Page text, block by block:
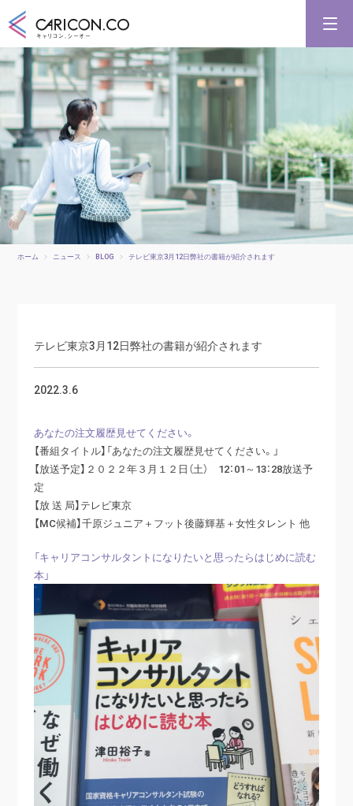
キャリアコンサルタント養成講習
キャリアコンサルタント更新講習
合格講座
キャリコンシーオーとは
キャリアコンサルタントとは
ホーム ニュース BLOG テレビ東京3月12日弊社の書籍が紹介されます
テレビ東京3月12日弊社の書籍が紹介されます
2022.3.6
あなたの注文履歴見せてください。
【番組タイトル】「あなたの注文履歴見せてください。」
【放送予定】２０２２年３月１２日（土） 12：01～13：28放送予
定
【放 送 局】テレビ東京
【MC候補】千原ジュニア＋フット後藤輝基＋女性タレント 他
「キャリアコンサルタントになりたいと思ったらはじめに読む
本」